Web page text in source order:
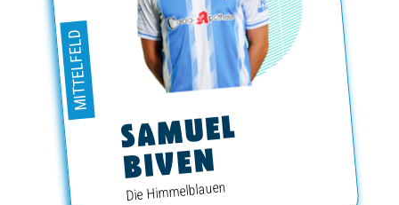
BUSINESS
SÜDKURVE
TICKETING
SAMUEL
BIVEN
MITTELFELD
Die Himmelblauen